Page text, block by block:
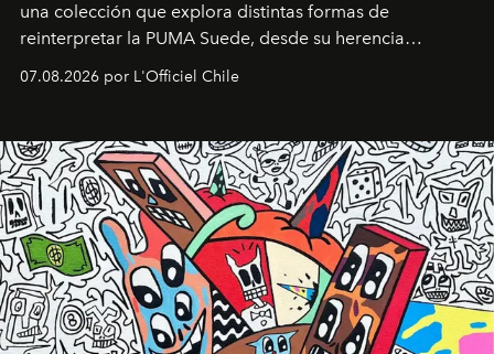
una colección que explora distintas formas de
reinterpretar la PUMA Suede, desde su herencia
deportiva hasta una mirada moderna inspirada en el
diseño y el universo outdoor.
07.08.2026 por L'Officiel Chile